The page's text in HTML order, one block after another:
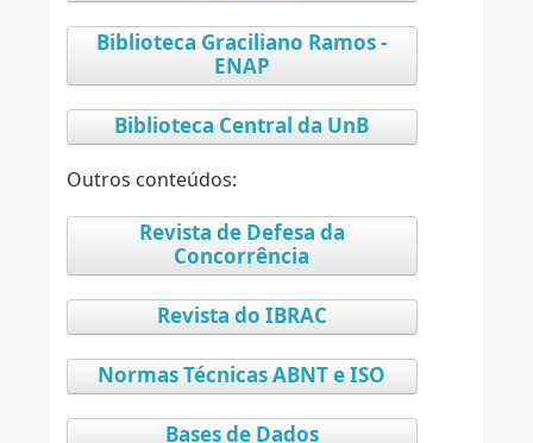
Biblioteca Graciliano Ramos -
ENAP
Biblioteca Central da UnB
Outros conteúdos:
Revista de Defesa da
Concorrência
Revista do IBRAC
Normas Técnicas ABNT e ISO
Bases de Dados